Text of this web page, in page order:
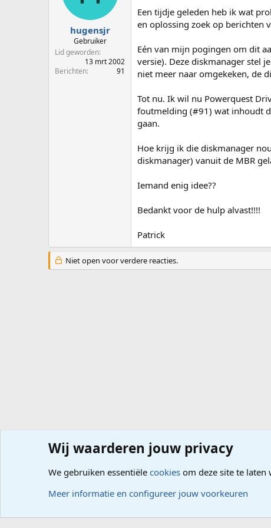
r
e
m
hugensjr
Gebruiker
Lid geworden
13 mrt 2002
Berichten
91
Een tijdje geleden heb ik wat
en oplossing zoek op berichten
Eén van mijn pogingen om dit
versie). Deze diskmanager stel
niet meer naar omgekeken, de
Tot nu. Ik wil nu Powerquest
foutmelding (#91) wat inhoudt
gaan.
Hoe krijg ik die diskmanager
diskmanager) vanuit de MBR
Iemand enig idee??
Bedankt voor de hulp alvast!!!!
Patrick
Niet open voor verdere reacties.
Forums PC, Laptop, Tablet, Smartphone
Wij waarderen jouw privacy
We gebruiken essentiële cookies om deze site te laten
Meer informatie en configureer jouw voorkeuren